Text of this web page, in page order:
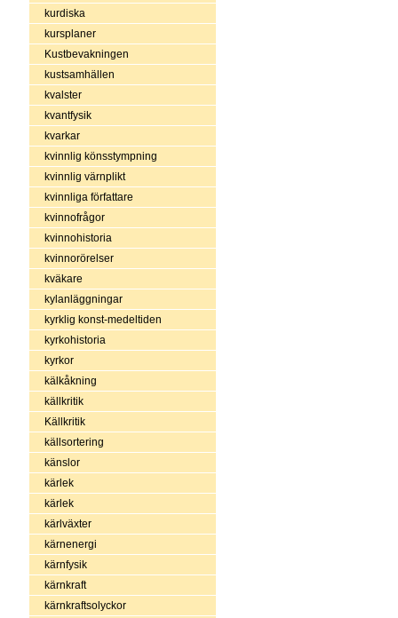
kurdiska
kursplaner
Kustbevakningen
kustsamhällen
kvalster
kvantfysik
kvarkar
kvinnlig könsstympning
kvinnlig värnplikt
kvinnliga författare
kvinnofrågor
kvinnohistoria
kvinnorörelser
kväkare
kylanläggningar
kyrklig konst-medeltiden
kyrkohistoria
kyrkor
kälkåkning
källkritik
Källkritik
källsortering
känslor
kärlek
kärlek
kärlväxter
kärnenergi
kärnfysik
kärnkraft
kärnkraftsolyckor